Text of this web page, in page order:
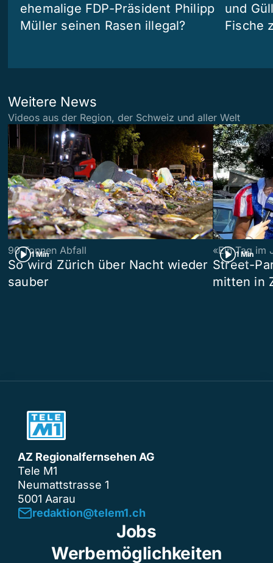
ehemalige FDP-Präsident Philipp
Müller seinen Rasen illegal?
und
Fische
Weitere News
Videos aus der Region, der Schweiz und aller Welt
1 Min
90 Tonnen Abfall
So wird Zürich über Nacht wieder
sauber
1 Min
«Ein Tag im
Street-
mitten in
AZ Regionalfernsehen AG
Tele M1
Neumattstrasse 1
5001 Aarau
redaktion@telem1.ch
Jobs
Werbemöglichkeiten